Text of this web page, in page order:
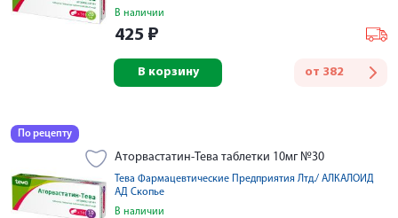
В наличии
425 ₽
от 382
В корзину
По рецепту
Аторвастатин-Тева таблетки 10мг №30
Тева Фармацевтические Предприятия Лтд./ АЛКАЛОИД
АД Скопье
В наличии